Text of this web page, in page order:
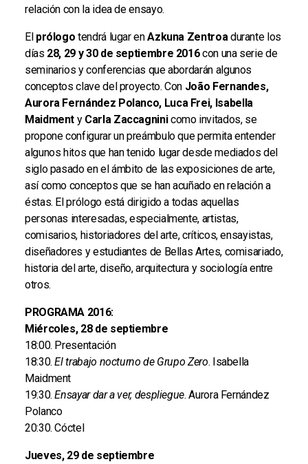
relación con la idea de ensayo.
El prólogo tendrá lugar enAzkuna Zentroadurante los
días 28, 29 y 30 de septiembre 2016con una serie de
seminarios y conferencias que abordarán algunos
conceptos clave del proyecto. Con João Fernandes,
Aurora Fernández Polanco, Luca Frei, Isabella
Maidment yCarla Zaccagninicomo invitados, se
propone configurar un preámbulo que permita entender
algunos hitos que han tenido lugar desde mediados del
siglo pasado en el ámbito de las exposiciones de arte,
así como conceptos que se han acuñado en relación a
éstas. El prólogo está dirigido a todas aquellas
personas interesadas, especialmente, artistas,
comisarios, historiadores del arte, críticos, ensayistas,
diseñadores y estudiantes de Bellas Artes, comisariado,
historia del arte, diseño, arquitectura y sociología entre
otros.
PROGRAMA 2016:
Miércoles, 28 de septiembre
18:00. Presentación
18:30.El trabajo nocturno de Grupo Zero. Isabella
Maidment
19:30.Ensayar dar a ver, despliegue. Aurora Fernández
Polanco
20:30. Cóctel
Jueves, 29 de septiembre